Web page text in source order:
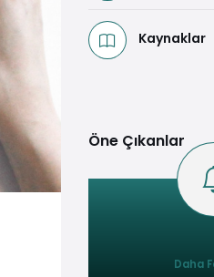
Kaynaklar
Öne Çıkanlar
Daha